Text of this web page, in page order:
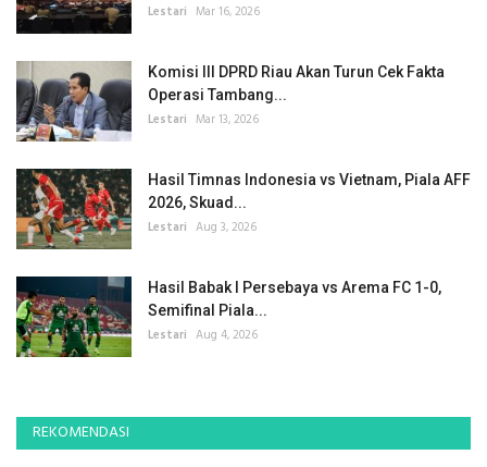
Lestari Mar 16, 2026
Komisi III DPRD Riau Akan Turun Cek Fakta
Operasi Tambang...
Lestari Mar 13, 2026
Hasil Timnas Indonesia vs Vietnam, Piala AFF
2026, Skuad...
Lestari Aug 3, 2026
Hasil Babak I Persebaya vs Arema FC 1-0,
Semifinal Piala...
Lestari Aug 4, 2026
REKOMENDASI